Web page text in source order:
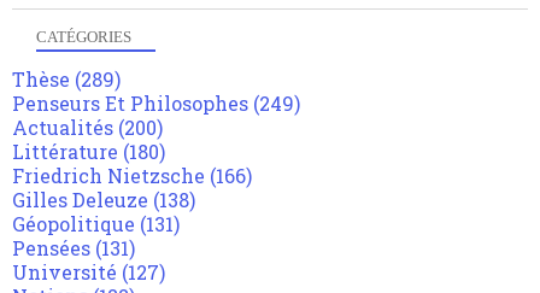
CATÉGORIES
Thèse (289)
Penseurs Et Philosophes (249)
Actualités (200)
Littérature (180)
Friedrich Nietzsche (166)
Gilles Deleuze (138)
Géopolitique (131)
Pensées (131)
Université (127)